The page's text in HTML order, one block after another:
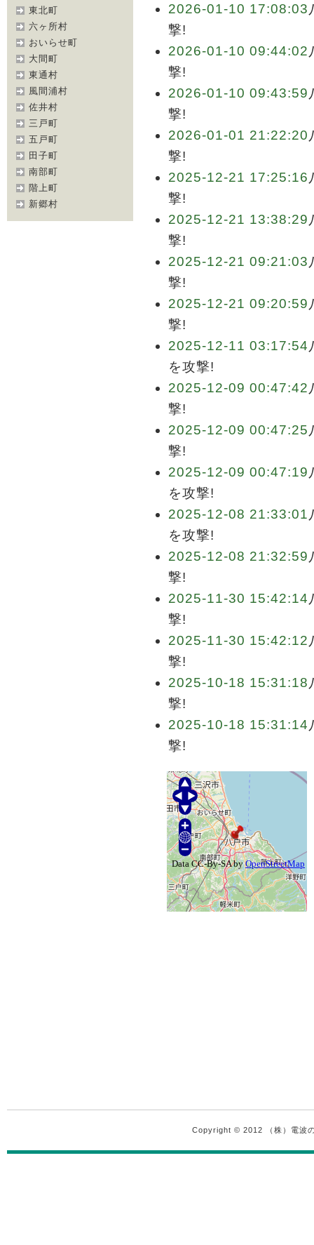
東北町
六ヶ所村
おいらせ町
大間町
東通村
風間浦村
佐井村
三戸町
五戸町
田子町
南部町
階上町
新郷村
2026-01-10 17:08:03
撃!
2026-01-10 09:44:02
撃!
2026-01-10 09:43:59
撃!
2026-01-01 21:22:20
撃!
2025-12-21 17:25:16
撃!
2025-12-21 13:38:29
撃!
2025-12-21 09:21:03
撃!
2025-12-21 09:20:59
撃!
2025-12-11 03:17:54
を攻撃!
2025-12-09 00:47:42
撃!
2025-12-09 00:47:25
撃!
2025-12-09 00:47:19
を攻撃!
2025-12-08 21:33:01
を攻撃!
2025-12-08 21:32:59
撃!
2025-11-30 15:42:14
撃!
2025-11-30 15:42:12
撃!
2025-10-18 15:31:18
撃!
2025-10-18 15:31:14
撃!
Copyright © 2012 （株）電波